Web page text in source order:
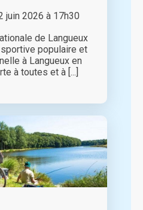
juin 2026 à 17h30
de Langueux
populaire et
à Langueux en
à toutes et à [...]